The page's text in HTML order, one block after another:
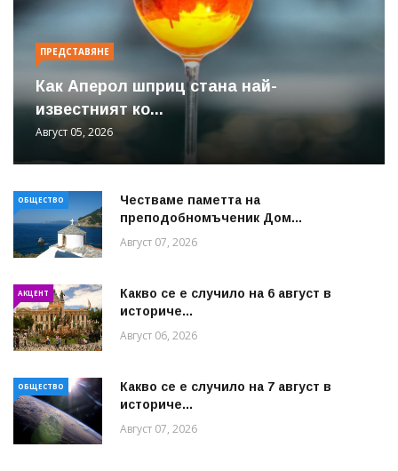
ПРЕДСТАВЯНЕ
Как Аперол шприц стана най-
известният ко...
Август 05, 2026
ОБЩЕСТВО
Честваме паметта на
преподобномъченик Дом...
Август 07, 2026
АКЦЕНТ
Какво се е случило на 6 август в
историче...
Август 06, 2026
ОБЩЕСТВО
Какво се е случило на 7 август в
историче...
Август 07, 2026